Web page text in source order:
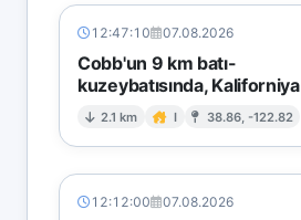
12:47:10 07.08.2026
Cobb'un 9 km batı-
kuzeybatısında, Kaliforniya
2.1 km I 38.86, -122.82
12:12:00 07.08.2026